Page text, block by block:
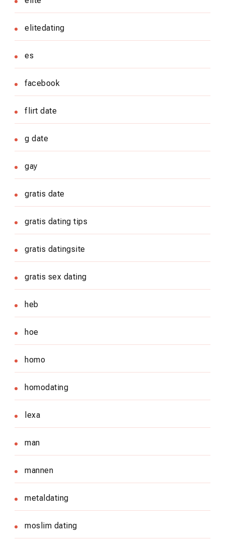
elitedating
es
facebook
flirt date
g date
gay
gratis date
gratis dating tips
gratis datingsite
gratis sex dating
heb
hoe
homo
homodating
lexa
man
mannen
metaldating
moslim dating